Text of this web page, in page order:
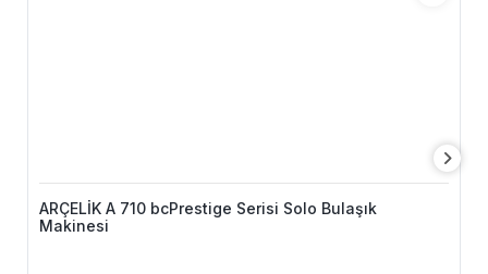
ARÇELİK A 710 bcPrestige Serisi Solo Bulaşık
Makinesi